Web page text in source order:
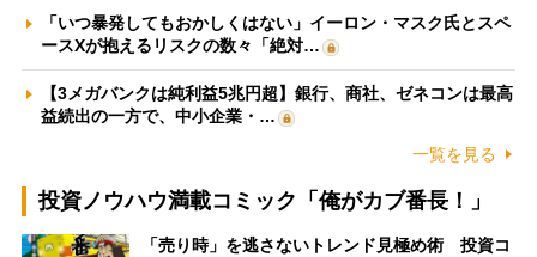
「いつ暴発してもおかしくはない」イーロン・マスク氏とスペ
ースXが抱えるリスクの数々「絶対…
【3メガバンクは純利益5兆円超】銀行、商社、ゼネコンは最高
益続出の一方で、中小企業・…
一覧を見る
投資ノウハウ満載コミック「俺がカブ番長！」
「売り時」を逃さないトレンド見極め術 投資コ